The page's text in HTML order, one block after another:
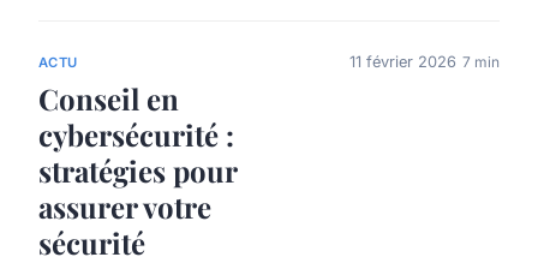
ACTU
Conseil en
cybersécurité :
stratégies pour
assurer votre
sécurité
11 février 2026 7 min